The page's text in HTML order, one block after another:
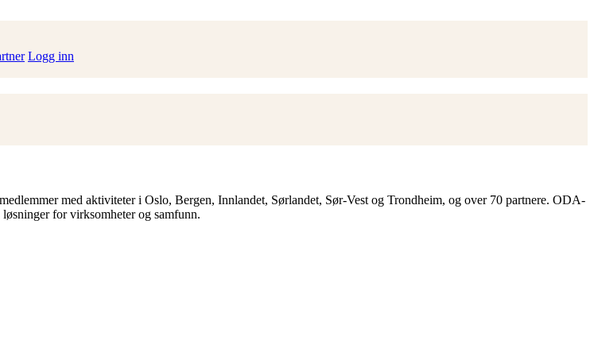
Logg inn
med aktiviteter i Oslo, Bergen, Innlandet, Sørlandet, Sør-Vest og Trondheim, og over 70 partnere. ODA-
for virksomheter og samfunn.